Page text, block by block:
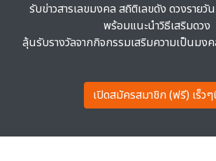
รับข่าวสารเลขมงคล สถิติเลขดัง ดวงรายวั
พร้อมแนะนำวิธีเสริมดวง
ลุ้นรับรางวัลจากกิจกรรมเสริมความเป็นมง
เปิดสมัครสมาชิก (ฟรี) เร็ว